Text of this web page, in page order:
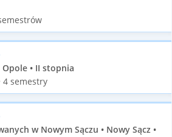
• II stopnia
semestry
w Nowym Sączu • Nowy Sącz •